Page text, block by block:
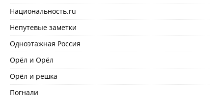
Национальность.ru
Непутевые заметки
Одноэтажная Россия
Орёл и Орёл
Орёл и решка
Погнали